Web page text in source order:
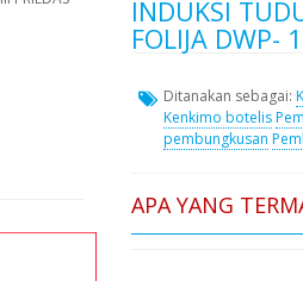
INDUKSI
FOLIJA DWP-
Ditanakan sebagai:
Kenkimo botelis
pembungkusan
APA YANG